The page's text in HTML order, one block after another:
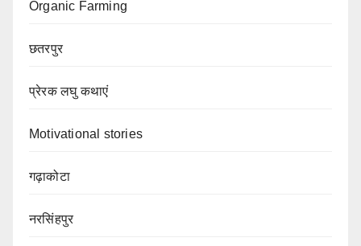
Organic Farming
छतरपुर
प्रेरक लघु कथाएं
Motivational stories
गढ़ाकोटा
नरसिंहपुर